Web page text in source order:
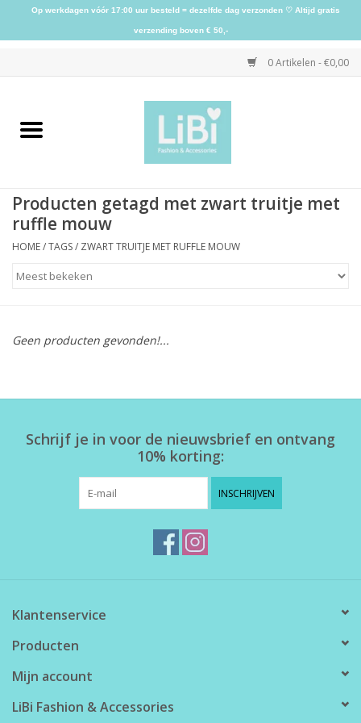
0 Artikelen - €0,00
Home
Kleding
Accessoires
Home deco
SALE
Producten getagd met zwart truitje met
ruffle mouw
HOME/TAGS/ ZWART TRUITJE MET RUFFLE MOUW
Geen producten gevonden!...
Schrijf je in voor de nieuwsbrief en ontvang
10% korting:
INSCHRIJVEN
Klantenservice
Producten
Mijn account
LiBi Fashion & Accessories
Op werkdagen vóór 17:00 uur besteld = dezelfde dag verzonden ♡ Altijd gratis
verzending boven € 50,-